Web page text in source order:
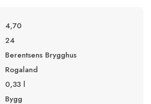
4,70
24
Berentsens Brygghus
Rogaland
0,33 l
Bygg